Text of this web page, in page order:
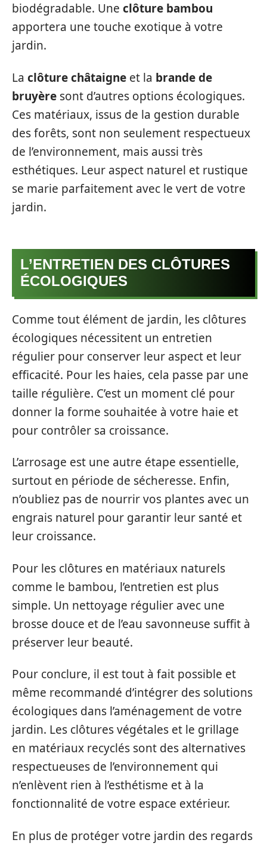
biodégradable. Une clôture bambou
apportera une touche exotique à votre
jardin.
La clôture châtaigne et la brande de
bruyère sont d’autres options écologiques.
Ces matériaux, issus de la gestion durable
des forêts, sont non seulement respectueux
de l’environnement, mais aussi très
esthétiques. Leur aspect naturel et rustique
se marie parfaitement avec le vert de votre
jardin.
L’ENTRETIEN DES CLÔTURES
ÉCOLOGIQUES
Comme tout élément de jardin, les clôtures
écologiques nécessitent un entretien
régulier pour conserver leur aspect et leur
efficacité. Pour les haies, cela passe par une
taille régulière. C’est un moment clé pour
donner la forme souhaitée à votre haie et
pour contrôler sa croissance.
L’arrosage est une autre étape essentielle,
surtout en période de sécheresse. Enfin,
n’oubliez pas de nourrir vos plantes avec un
engrais naturel pour garantir leur santé et
leur croissance.
Pour les clôtures en matériaux naturels
comme le bambou, l’entretien est plus
simple. Un nettoyage régulier avec une
brosse douce et de l’eau savonneuse suffit à
préserver leur beauté.
Pour conclure, il est tout à fait possible et
même recommandé d’intégrer des solutions
écologiques dans l’aménagement de votre
jardin. Les clôtures végétales et le grillage
en matériaux recyclés sont des alternatives
respectueuses de l’environnement qui
n’enlèvent rien à l’esthétisme et à la
fonctionnalité de votre espace extérieur.
En plus de protéger votre jardin des regards